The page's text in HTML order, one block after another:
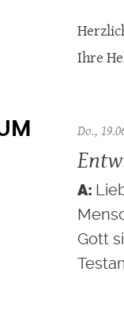
Ihre
Do.,
Gott